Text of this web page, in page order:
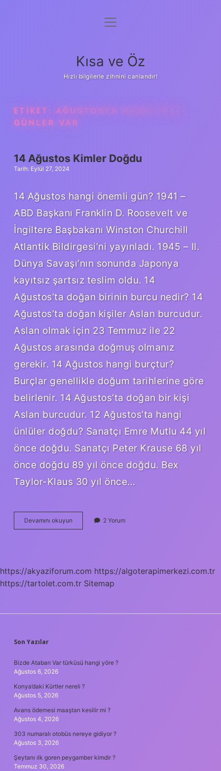
Anasayfa
Yasal Uyarı
menüyü
Kısa ve Öz
Hızlı bilgilerle zihnini canlandır!
ETIKET: AĞUSTOSTA HANGI ÖZEL
GÜNLER VAR
14 Ağustos Kimler Doğdu
Tarih: Eylül 27, 2024
14 Ağustos hangi önemli gün? 1941 –
ABD Başkanı Franklin D. Roosevelt ve
İngiltere Başbakanı Winston Churchill
Atlantik Bildirgesi’ni yayınladı. 1945 – II.
Dünya Savaşı’nın sonunda Japonya
kayıtsız şartsız teslim oldu. 14
Ağustos’ta doğan birinin burcu nedir? 14
Ağustos’ta doğan kişiler Aslan burcudur.
Aslan olmak için 23 Temmuz ile 22
Ağustos arasında doğmuş olmanız
gerekir. 14 Ağustos hangi burçtur?
Burçlar genellikle doğum tarihlerine göre
belirlenir. 14 Ağustos’ta doğan bir kişi
Aslan burcudur. 12 Ağustos’ta hangi
ünlüler doğdu? Sanatçı Emre Mutlu 44 yıl
önce doğdu. Sanatçı Peter Krause 68 yıl
önce doğdu 89 yıl önce doğdu. Bex
Taylor-Klaus 30 yıl önce…
Devamını okuyun
Ağustos
2 Yorum
https://akyaziforum.com https://algoterapimerkezi.com.tr
https://tartolet.com.tr Sitemap
SIDEBAR
Son Yazılar
Bizde Atabarı Var türküsü hangi yöre ?
Ağustos 6, 2026
Konya’daki Kürtler nereli ?
Ağustos 5, 2026
Avans ödemesi maaştan kesilir mi ?
Ağustos 4, 2026
303 numaralı otobüs nereye gidiyor ?
Ağustos 3, 2026
Şeytanı ılk goren peygamber kimdir ?
Temmuz 30, 2026